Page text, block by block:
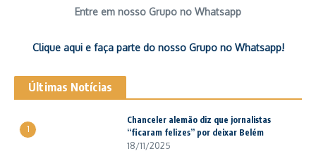
Entre em nosso Grupo no Whatsapp
Clique aqui e faça parte do nosso Grupo no Whatsapp!
Últimas Notícias
1
Chanceler alemão diz que jornalistas
“ficaram felizes” por deixar Belém
18/11/2025